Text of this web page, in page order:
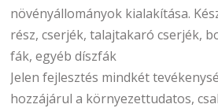
növényállományok kialakítása.
rész, cserjék, talajtakaró cserjék,
fák, egyéb díszfák
Jelen fejlesztés mindkét
hozzájárul a környezettudatos,